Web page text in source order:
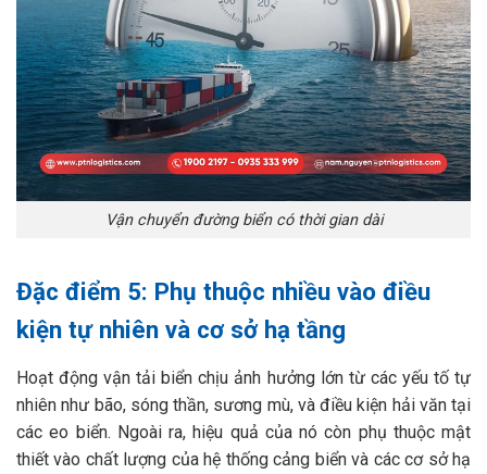
Vận chuyển đường biển có thời gian dài
Đặc điểm 5: Phụ thuộc nhiều vào điều
kiện tự nhiên và cơ sở hạ tầng
Hoạt động vận tải biển chịu ảnh hưởng lớn từ các yếu tố tự
nhiên như bão, sóng thần, sương mù, và điều kiện hải văn tại
các eo biển. Ngoài ra, hiệu quả của nó còn phụ thuộc mật
thiết vào chất lượng của hệ thống cảng biển và các cơ sở hạ